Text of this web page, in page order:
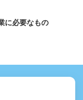
に必要なもの